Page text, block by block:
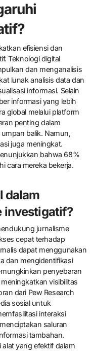
efisiensi dan
Teknologi digital
dan menganalisis
lunak analisis data dan
informasi. Selain
informasi yang lebih
global melalui platform
penting dalam
balik. Namun,
juga meningkat.
bahwa 68%
cara mereka bekerja.
dalam
investigatif?
jurnalisme
cepat terhadap
dapat menggunakan
dan mengidentifikasi
penyebaran
visibilitas
dari Pew Research
sosial untuk
interaksi
saluran
tambahan.
alat yang efektif dalam